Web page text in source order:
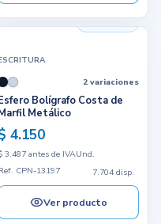
2 variaciones
Bolígrafo Costa de
Metálico
4.150
3.487 antes de IVAUnd.
CPN-13197
7.704 disp.
Ver producto